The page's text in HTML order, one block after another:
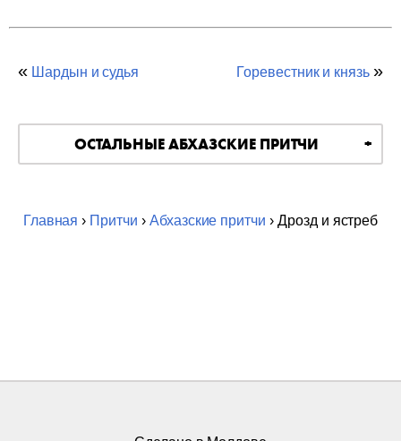
« Шардын и судья Горевестник и князь »
ОСТАЛЬНЫЕ АБХАЗСКИЕ ПРИТЧИ
Главная › Притчи › Абхазские притчи › Дрозд и ястреб